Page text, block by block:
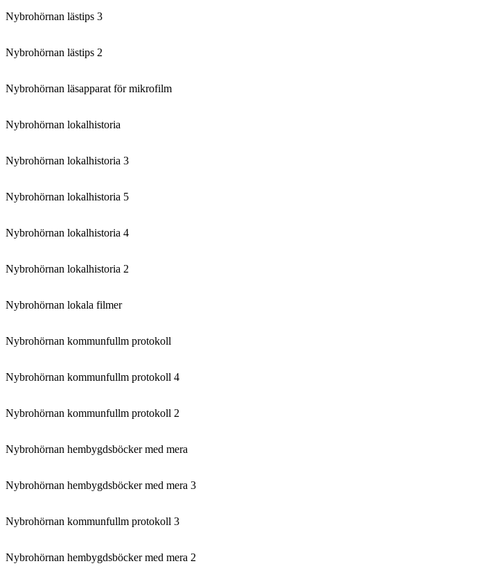
Nybrohörnan lästips 3
Nybrohörnan lästips 2
Nybrohörnan läsapparat för mikrofilm
Nybrohörnan lokalhistoria
Nybrohörnan lokalhistoria 3
Nybrohörnan lokalhistoria 5
Nybrohörnan lokalhistoria 4
Nybrohörnan lokalhistoria 2
Nybrohörnan lokala filmer
Nybrohörnan kommunfullm protokoll
Nybrohörnan kommunfullm protokoll 4
Nybrohörnan kommunfullm protokoll 2
Nybrohörnan hembygdsböcker med mera
Nybrohörnan hembygdsböcker med mera 3
Nybrohörnan kommunfullm protokoll 3
Nybrohörnan hembygdsböcker med mera 2